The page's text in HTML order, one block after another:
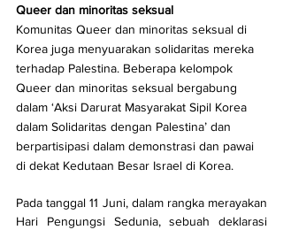
Queer dan minoritas seksual
Komunitas Queer dan minoritas seksual di
Korea juga menyuarakan solidaritas mereka
terhadap Palestina. Beberapa kelompok
Queer dan minoritas seksual bergabung
dalam ‘Aksi Darurat Masyarakat Sipil Korea
dalam Solidaritas dengan Palestina’ dan
berpartisipasi dalam demonstrasi dan pawai
di dekat Kedutaan Besar Israel di Korea.
Pada tanggal 11 Juni, dalam rangka merayakan
Hari Pengungsi Sedunia, sebuah deklarasi